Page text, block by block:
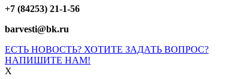
+7 (84253) 21-1-56
barvesti@bk.ru
ЕСТЬ НОВОСТЬ? ХОТИТЕ ЗАДАТЬ ВОПРОС?
НАПИШИТЕ НАМ!
X